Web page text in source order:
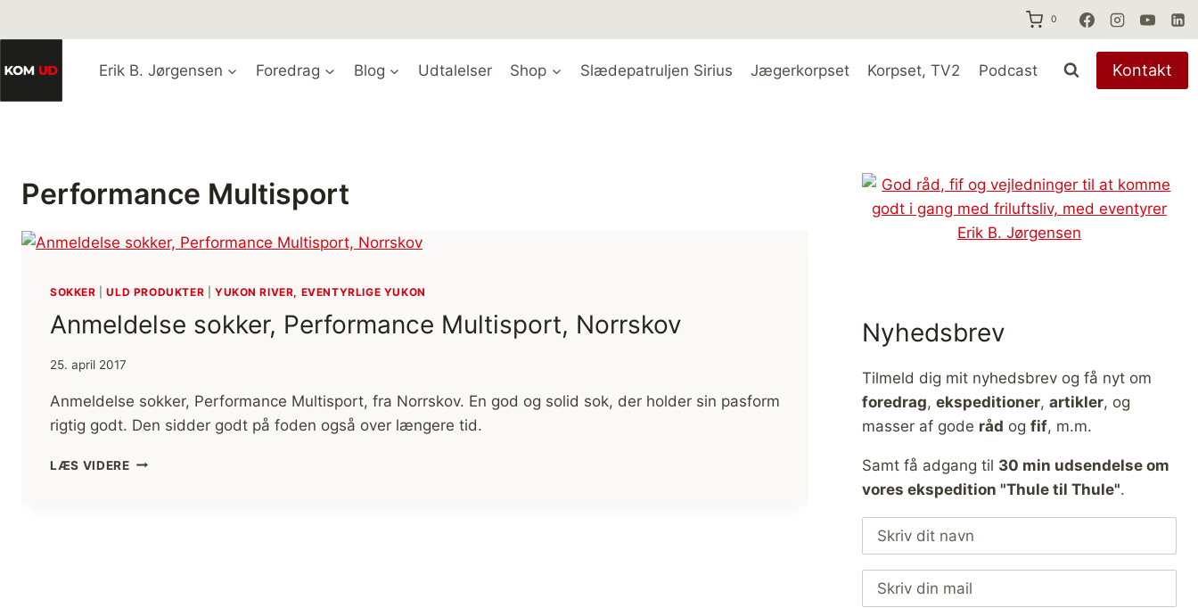
til
0
Erik B. Jørgensen Foredrag Blog Udtalelser Shop Slædepatruljen Sirius Jægerkorpset Korpset, TV2 Podcast Kontakt
Performance Multisport
SOKKER |ULD PRODUKTER YUKON RIVER, EVENTYRLIGE YUKON
Anmeldelse sokker, Performance Multisport, Norrskov
25. april 2017
Anmeldelse sokker, Performance Multisport, fra Norrskov. En god og solid sok, der holder sin pasform
rigtig godt. Den sidder godt på foden også over længere tid.
LÆS VIDEREANMELDELSE
Nyhedsbrev
Tilmeld dig mit nyhedsbrev og få nyt om
foredrag, ekspeditioner, artikler, og
masser af gode råd og fif, m.m.
Samt få adgang til 30 min udsendelse om
vores ekspedition "Thule til Thule".